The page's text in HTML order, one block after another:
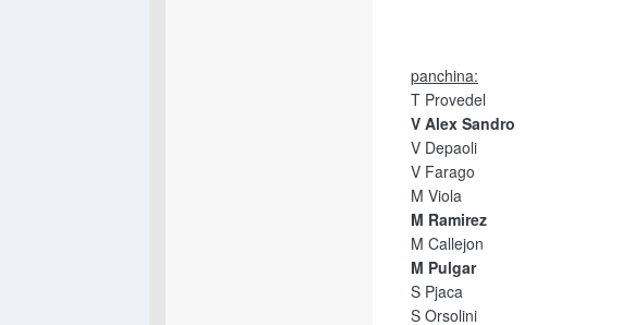
panchina:
T Provedel
V Alex Sandro
V Depaoli
V Farago
M Viola
M Ramirez
M Callejon
M Pulgar
S Pjaca
S Orsolini